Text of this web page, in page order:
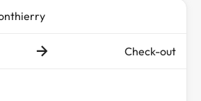
Check-out